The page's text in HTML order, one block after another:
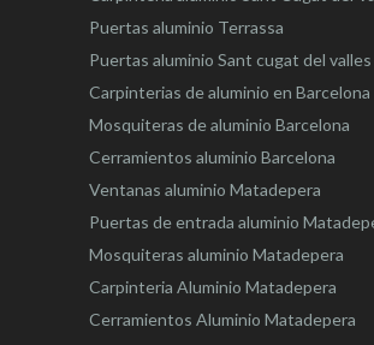
Puertas aluminio Terrassa
Puertas aluminio Sant cugat del valles
Carpinterias de aluminio en Barcelona
Mosquiteras de aluminio Barcelona
Cerramientos aluminio Barcelona
Ventanas aluminio Matadepera
Puertas de entrada aluminio
Mosquiteras aluminio Matadepera
Carpinteria Aluminio Matadepera
Cerramientos Aluminio Matadepera